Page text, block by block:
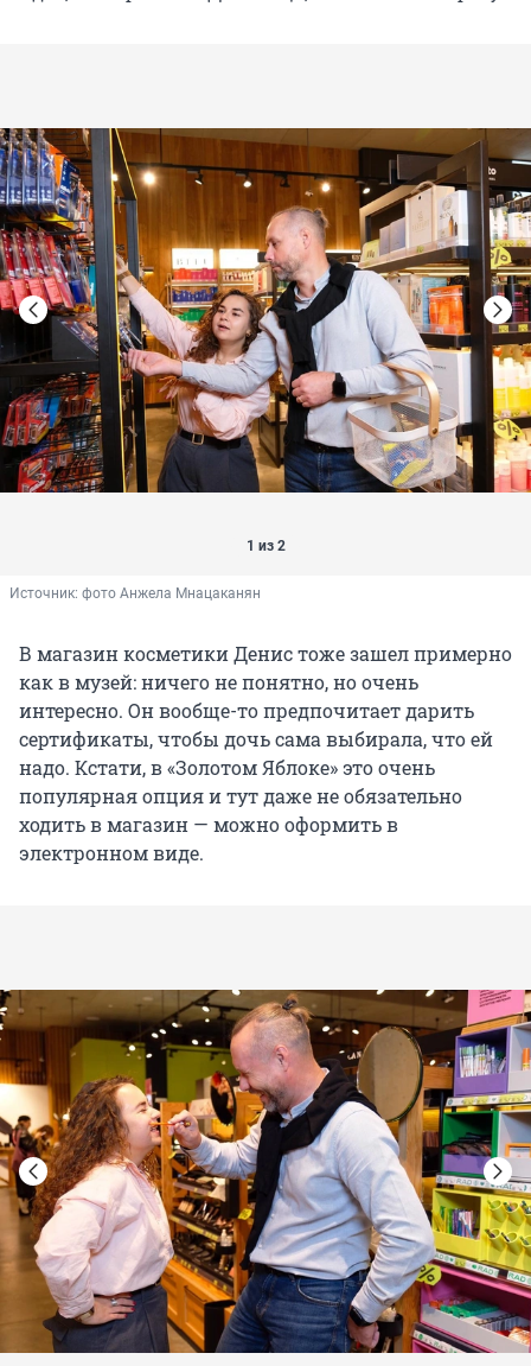
1 из 2
Источник: фото Анжела Мнацаканян
В магазин косметики Денис тоже зашел примерно
как в музей: ничего не понятно, но очень
интересно. Он вообще-то предпочитает дарить
сертификаты, чтобы дочь сама выбирала, что ей
надо. Кстати, в «Золотом Яблоке» это очень
популярная опция и тут даже не обязательно
ходить в магазин — можно оформить в
электронном виде.